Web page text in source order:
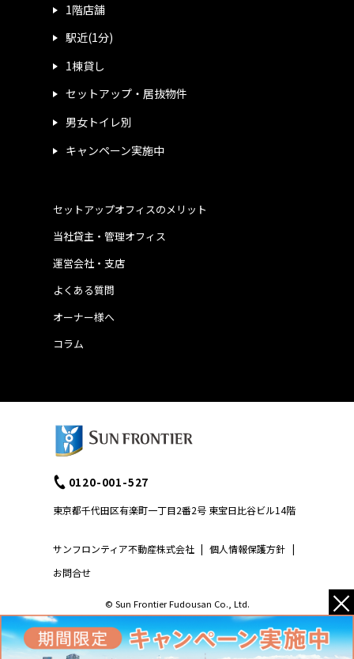
1階店舗
駅近(1分)
1棟貸し
セットアップ・居抜物件
男女トイレ別
キャンペーン実施中
運営会社・支店
よくある質問
当社貸主・管理オフィス
オーナー様へ
コラム
セットアップオフィスのメリット
サンフロンティア不動産株式会社 | 個人情報保護方針 |
お問合せ
0120-001-527
東京都千代田区有楽町一丁目2番2号 東宝日比谷ビル14階
© Sun Frontier Fudousan Co., Ltd. ×